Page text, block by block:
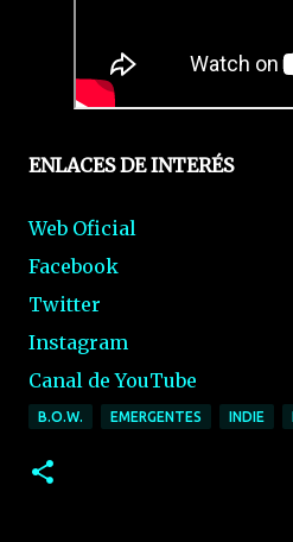
ENLACES DE INTERÉS
Web Oficial
Facebook
Twitter
Instagram
Canal de YouTube
B.O.W. EMERGENTES INDIE